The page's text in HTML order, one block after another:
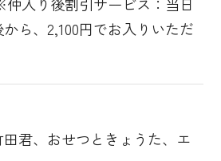
ら、2,100円でお入りいただ
君、おせつときょうた、エ